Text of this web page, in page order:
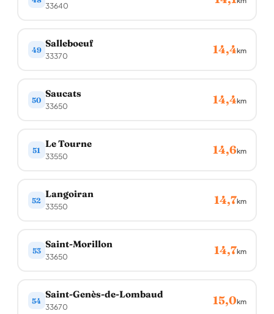
33640
49
Salleboeuf
33370 14,4km
50
Saucats
33650 14,4km
51
Le Tourne
33550 14,6km
52
Langoiran
33550 14,7km
53
Saint-Morillon
33650 14,7km
54
Saint-Genès-de-Lombaud
33670 15,0km